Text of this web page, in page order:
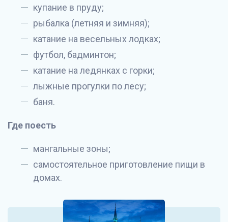
купание в пруду;
рыбалка (летняя и зимняя);
катание на весельных лодках;
футбол, бадминтон;
катание на ледянках с горки;
лыжные прогулки по лесу;
баня.
Где поесть
мангальные зоны;
самостоятельное приготовление пищи в
домах.